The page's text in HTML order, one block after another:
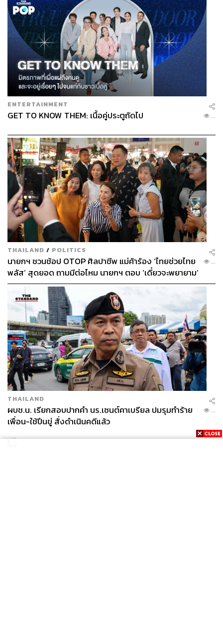
ENTERTAINMENT
GET TO KNOW THEM: เนื้อคู่ประตูถัดไป ...
THAILAND / POLITICS
นายกฯ ชวนช้อป OTOP ศิลปาชีพ แม่ค้าร้อง ‘ไทยช่วยไทย
พลัส’ สุดยอด ถามมีต่อไหม นายกฯ ตอบ ‘เดี๋ยวจะพยายาม’
...
THAILAND
ผบช.น. เรียกสอบปากคำ นร.เซนต์คาเบรียล ปมรุมทำร้าย
เพื่อน-ใช้ปืนขู่ สั่งดำเนินคดีแล้ว
...